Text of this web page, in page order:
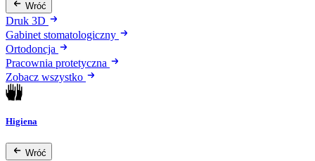
Wróć
Druk 3D
Gabinet stomatologiczny
Ortodoncja
Pracownia protetyczna
Zobacz wszystko
Higiena
Wróć